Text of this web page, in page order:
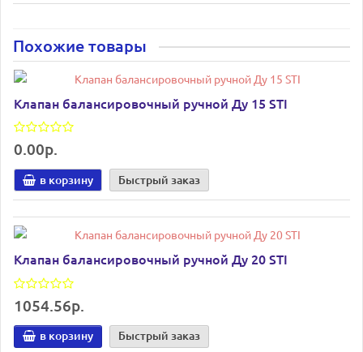
Похожие товары
Клапан балансировочный ручной Ду 15 STI
0.00р.
в корзину Быстрый заказ
Клапан балансировочный ручной Ду 20 STI
1054.56р.
в корзину Быстрый заказ